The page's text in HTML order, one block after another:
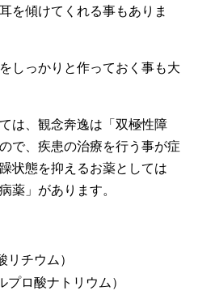
を傾けてくれる事もありま
しっかりと作っておく事も大
は、観念奔逸は「双極性障
で、疾患の治療を行う事が症
状態を抑えるお薬としては
薬」があります。
リチウム）
プロ酸ナトリウム）